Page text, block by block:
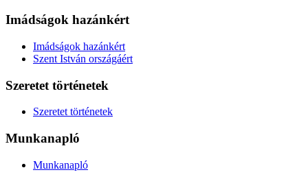
Imádságok hazánkért
Imádságok hazánkért
Szent István országáért
Szeretet történetek
Szeretet történetek
Munkanapló
Munkanapló